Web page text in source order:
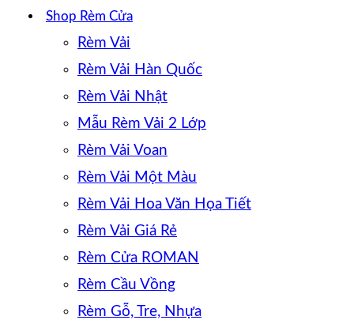
Shop Rèm Cửa
Rèm Vải
Rèm Vải Hàn Quốc
Rèm Vải Nhật
Mẫu Rèm Vải 2 Lớp
Rèm Vải Voan
Rèm Vải Một Màu
Rèm Vải Hoa Văn Họa Tiết
Rèm Vải Giá Rẻ
Rèm Cửa ROMAN
Rèm Cầu Vồng
Rèm Gỗ, Tre, Nhựa